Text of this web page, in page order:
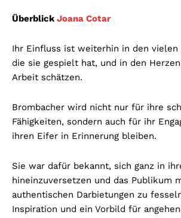
Überblick Joana Cotar
Ihr Einfluss ist weiterhin in den vielen
die sie gespielt hat, und in den
Arbeit schätzen.
Brombacher wird nicht nur für ihre
Fähigkeiten, sondern auch für ihr
ihren Eifer in Erinnerung bleiben.
Sie war dafür bekannt, sich ganz in
hineinzuversetzen und das Publikum
authentischen Darbietungen zu
Inspiration und ein Vorbild für